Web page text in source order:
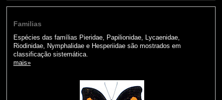
Familias
Espécies das famílias Pieridae, Papilionidae, Lycaenidae,
Riodinidae, Nymphalidae e Hesperiidae são mostrados em
classificação sistemática.
mais»